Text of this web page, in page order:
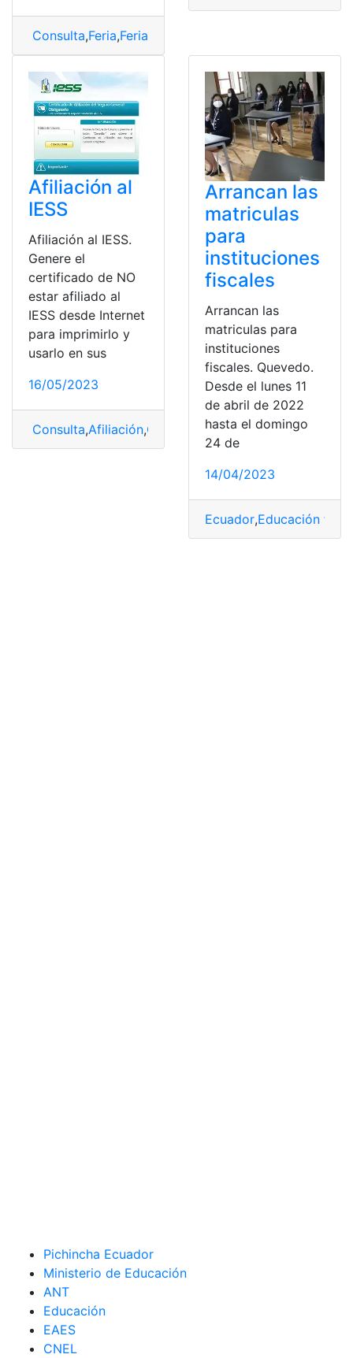
Consulta,Feria,Feria de empleo
Afiliación al
IESS
Afiliación al IESS.
Genere el
certificado de NO
estar afiliado al
IESS desde Internet
para imprimirlo y
usarlo en sus
16/05/2023
Consulta,Afiliación,Certificado de afiliación,cita IESS
Arrancan las
matriculas
para
instituciones
fiscales
Arrancan las
matriculas para
instituciones
fiscales. Quevedo.
Desde el lunes 11
de abril de 2022
hasta el domingo
24 de
14/04/2023
Ecuador,Educación
Pichincha Ecuador
Ministerio de Educación
ANT
Educación
EAES
CNEL